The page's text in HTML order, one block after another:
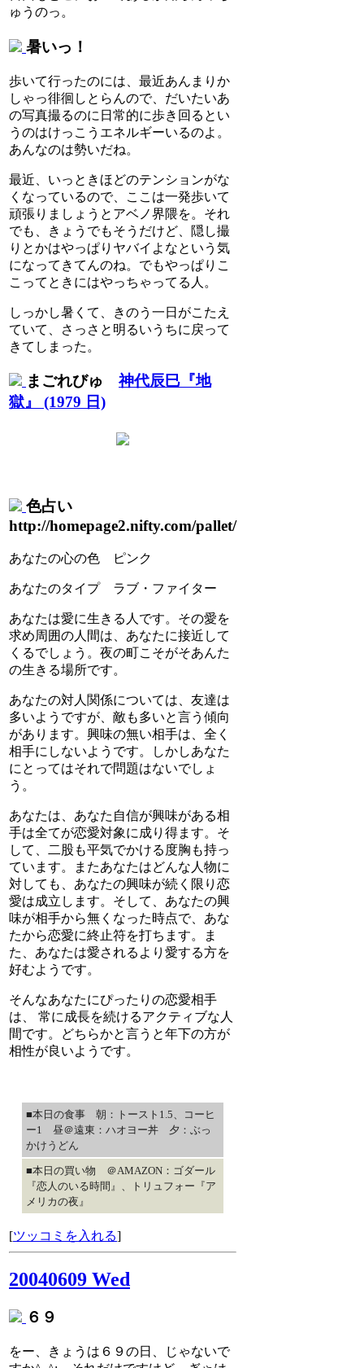
ゅうのっ。
暑いっ！
歩いて行ったのには、最近あんまりか
しゃっ徘徊しとらんので、だいたいあ
の写真撮るのに日常的に歩き回るとい
うのはけっこうエネルギーいるのよ。
あんなのは勢いだね。
最近、いっときほどのテンションがな
くなっているので、ここは一発歩いて
頑張りましょうとアベノ界隈を。それ
でも、きょうでもそうだけど、隠し撮
りとかはやっぱりヤバイよなという気
になってきてんのね。でもやっぱりこ
こってときにはやっちゃってる人。
しっかし暑くて、きのう一日がこたえ
ていて、さっさと明るいうちに戻って
きてしまった。
まごれびゅ神代辰巳『地
獄』 (1979 日)
色占い
http://homepage2.nifty.com/pallet/
あなたの心の色 ピンク
あなたのタイプ ラブ・ファイター
あなたは愛に生きる人です。その愛を
求め周囲の人間は、あなたに接近して
くるでしょう。夜の町こそがそあんた
の生きる場所です。
あなたの対人関係については、友達は
多いようですが、敵も多いと言う傾向
があります。興味の無い相手は、全く
相手にしないようです。しかしあなた
にとってはそれで問題はないでしょ
う。
あなたは、あなた自信が興味がある相
手は全てが恋愛対象に成り得ます。そ
して、二股も平気でかける度胸も持っ
ています。またあなたはどんな人物に
対しても、あなたの興味が続く限り恋
愛は成立します。そして、あなたの興
味が相手から無くなった時点で、あな
たから恋愛に終止符を打ちます。ま
た、あなたは愛されるより愛する方を
好むようです。
そんなあなたにぴったりの恋愛相手
は、 常に成長を続けるアクティブな人
間です。どちらかと言うと年下の方が
相性が良いようです。
■本日の食事 朝：トースト1.5、コーヒ
ー1 昼＠遠東：ハオヨー丼 夕：ぶっ
かけうどん
■本日の買い物 ＠AMAZON：ゴダール
『恋人のいる時間』、トリュフォー『ア
メリカの夜』
[ツッコミを入れる]
20040609 Wed
６９
をー、きょうは６９の日、じゃないで